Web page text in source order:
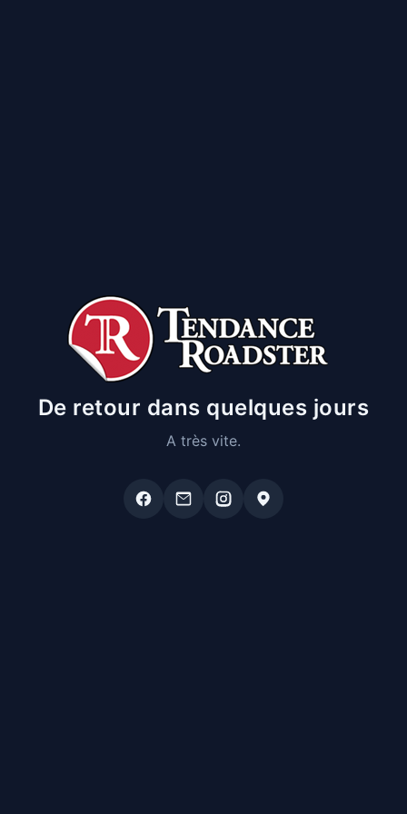
De retour dans quelques jours
A très vite.